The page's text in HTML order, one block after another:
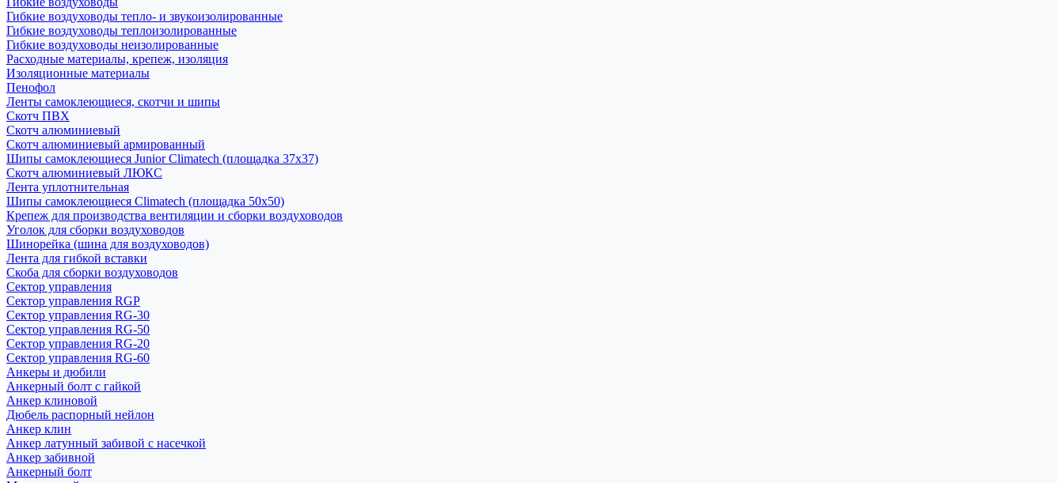
Гибкие воздуховоды тепло- и звукоизолированные
Гибкие воздуховоды теплоизолированные
Гибкие воздуховоды неизолированные
Расходные материалы, крепеж, изоляция
Изоляционные материалы
Пенофол
Ленты самоклеющиеся, скотчи и шипы
Скотч ПВХ
Скотч алюминиевый
Скотч алюминиевый армированный
Шипы самоклеющиеся Junior Climatech (площадка 37х37)
Скотч алюминиевый ЛЮКС
Лента уплотнительная
Шипы самоклеющиеся Climatech (площадка 50х50)
Крепеж для производства вентиляции и сборки воздуховодов
Уголок для сборки воздуховодов
Шинорейка (шина для воздуховодов)
Лента для гибкой вставки
Скоба для сборки воздуховодов
Сектор управления
Сектор управления RGP
Сектор управления RG-30
Сектор управления RG-50
Сектор управления RG-20
Сектор управления RG-60
Анкеры и дюбили
Анкерный болт с гайкой
Анкер клиновой
Дюбель распорный нейлон
Анкер клин
Анкер латунный забивой с насечкой
Анкер забивной
Анкерный болт